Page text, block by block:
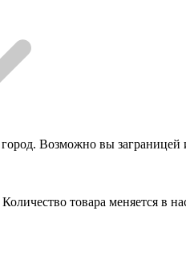
Возможно вы заграницей
Количество товара меняется в